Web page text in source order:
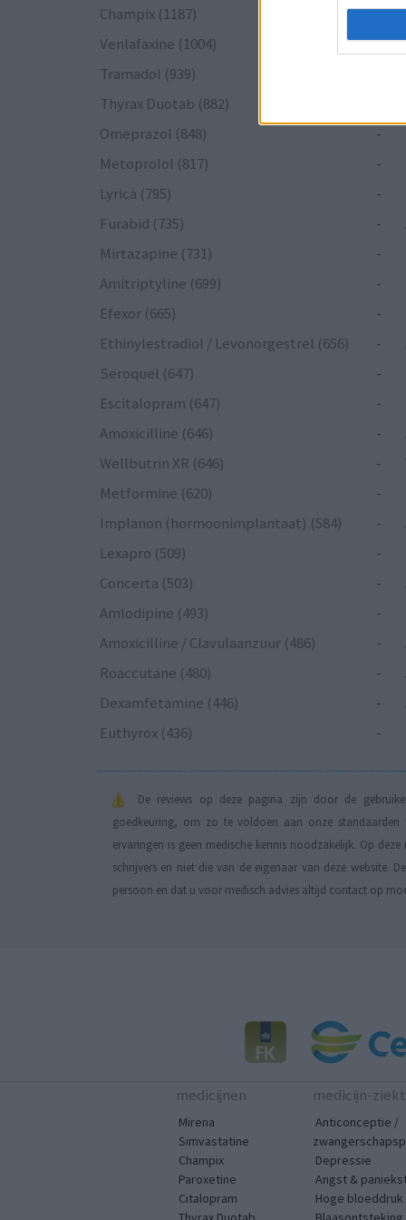
Champix (1187)
-
Venlafaxine (1004)
-
Tramadol (939)
Thyrax Duotab (882)
Omeprazol (848)
-
Metoprolol (817)
-
Lyrica (795)
-
Furabid (735)
-
Mirtazapine (731)
-
Amitriptyline (699)
-
Efexor (665)
-
Ethinylestradiol / Levonorgestrel (656)
-
Seroquel (647)
-
Escitalopram (647)
-
Amoxicilline (646)
-
Wellbutrin XR (646)
-
Metformine (620)
-
Implanon (hormoonimplantaat) (584)
-
Lexapro (509)
-
Concerta (503)
-
Amlodipine (493)
-
Amoxicilline / Clavulaanzuur (486)
-
Roaccutane (480)
-
Dexamfetamine (446)
-
Euthyrox (436)
-
De reviews op deze pagina zijn door de
goedkeuring, om zo te voldoen aan onze
ervaringen is geen medische kennis noodzakelijk. Op
schrijvers en niet die van de eigenaar van deze website.
persoon en dat u voor medisch advies altijd contact op
medicijnen
Mirena
Simvastatine
Champix
Paroxetine
Citalopram
medicijn-
Anticonceptie /
Depressie
Angst &
Hoge bloeddruk